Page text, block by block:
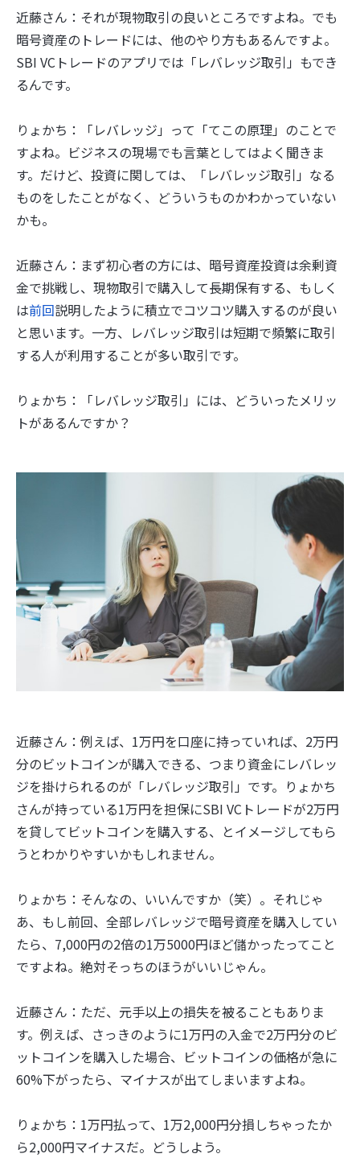
近藤さん：それが現物取引の良いところですよね。でも
暗号資産のトレードには、他のやり方もあるんですよ。
SBI VCトレードのアプリでは「レバレッジ取引」もでき
るんです。
りょかち：「レバレッジ」って「てこの原理」のことで
すよね。ビジネスの現場でも言葉としてはよく聞きま
す。だけど、投資に関しては、「レバレッジ取引」なる
ものをしたことがなく、どういうものかわかっていない
かも。
近藤さん：まず初心者の方には、暗号資産投資は余剰資
金で挑戦し、現物取引で購入して長期保有する、もしく
は前回説明したように積立でコツコツ購入するのが良い
と思います。一方、レバレッジ取引は短期で頻繁に取引
する人が利用することが多い取引です。
りょかち：「レバレッジ取引」には、どういったメリッ
トがあるんですか？
近藤さん：例えば、1万円を口座に持っていれば、2万円
分のビットコインが購入できる、つまり資金にレバレッ
ジを掛けられるのが「レバレッジ取引」です。りょかち
さんが持っている1万円を担保にSBI VCトレードが2万円
を貸してビットコインを購入する、とイメージしてもら
うとわかりやすいかもしれません。
りょかち：そんなの、いいんですか（笑）。それじゃ
あ、もし前回、全部レバレッジで暗号資産を購入してい
たら、7,000円の2倍の1万5000円ほど儲かったってこと
ですよね。絶対そっちのほうがいいじゃん。
近藤さん：ただ、元手以上の損失を被ることもありま
す。例えば、さっきのように1万円の入金で2万円分のビ
ットコインを購入した場合、ビットコインの価格が急に
60%下がったら、マイナスが出てしまいますよね。
りょかち：1万円払って、1万2,000円分損しちゃったか
ら2,000円マイナスだ。どうしよう。